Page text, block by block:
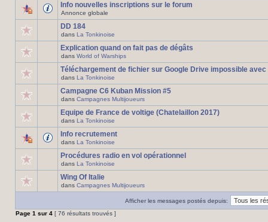
Info nouvelles inscriptions sur le forum
Annonce globale
DD 184
dans La Tonkinoise
Explication quand on fait pas de dégâts
dans World of Warships
Téléchargement de fichier sur Google Drive impossible avec
dans La Tonkinoise
Campagne C6 Kuban Mission #5
dans Campagnes Multijoueurs
Equipe de France de voltige (Chatelaillon 2017)
dans La Tonkinoise
Info recrutement
dans La Tonkinoise
Procédures radio en vol opérationnel
dans La Tonkinoise
Wing Of Italie
dans Campagnes Multijoueurs
Afficher les messages postés depuis:
Page 1 sur 4 [ 76 résultats trouvés ]